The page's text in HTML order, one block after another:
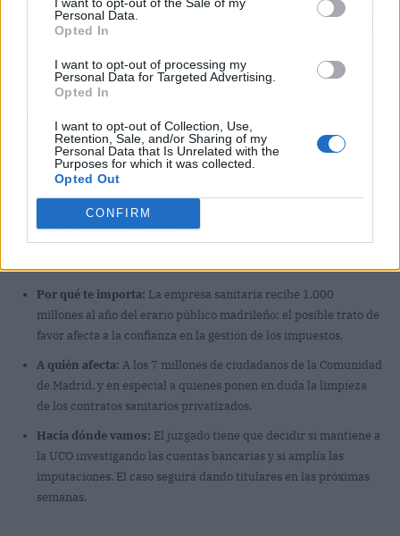
Personal Data.
Opted In
I want to opt-out of processing my
Personal Data for Targeted Advertising.
Opted In
I want to opt-out of Collection, Use,
Retention, Sale, and/or Sharing of my
Personal Data that Is Unrelated with the
Purposes for which it was collected.
Opted Out
CONFIRM
Tributaria, y la polémica está servida para los
espera de autorización judicial para acceder a
las cuentas bancarias de los investigados, y el
corrupción en los negocios y blanqueo.
📌 En claves: lo que debes saber
Qué ha pasado:
Un informe de Hacienda revela que Alberto
González Amador multiplicó por siete sus ingresos de Quirón
Por qué te importa: La empresa sanitaria recibe 1.000
millones al año del erario público madrileño; el posible trato de
favor afecta a la confianza en la gestión de los impuestos.
A quién afecta: A los 7 millones de ciudadanos de la Comunidad
de Madrid, y en especial a quienes ponen en duda la limpieza
de los contratos sanitarios privatizados.
Hacia dónde vamos: El juzgado tiene que decidir si mantiene a
la UCO investigando las cuentas bancarias y si amplía las
imputaciones. El caso seguirá dando titulares en las próximas
semanas.